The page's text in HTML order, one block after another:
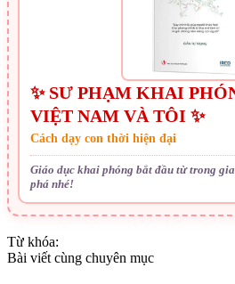
✨ SƯ PHẠM KHAI
VIỆT NAM VÀ TÔI ✨
Cách dạy con thời hiện đại
Giáo dục khai phóng bắt đầu từ trong
phá nhé!
Từ khóa:
Bài viết cùng chuyên mục